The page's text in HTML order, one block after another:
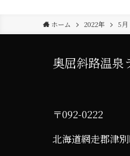
ホーム 2022年 5月
奥屈斜路温泉
〒092-0222
北海道網走郡津